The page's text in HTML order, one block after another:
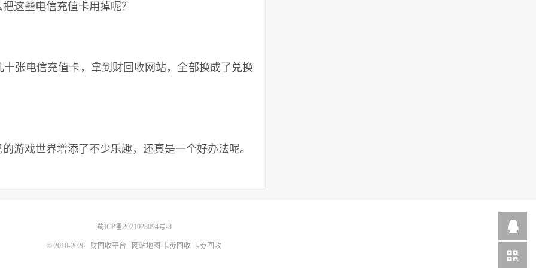
些电信充值卡用掉呢？
电信充值卡，拿到财回收网站，全部换成了兑换
戏世界增添了不少乐趣，还真是一个好办法呢。
蜀ICP备2021028094号-3
© 2010-2026 财回收平台 网站地图 卡劵回收 卡劵回收